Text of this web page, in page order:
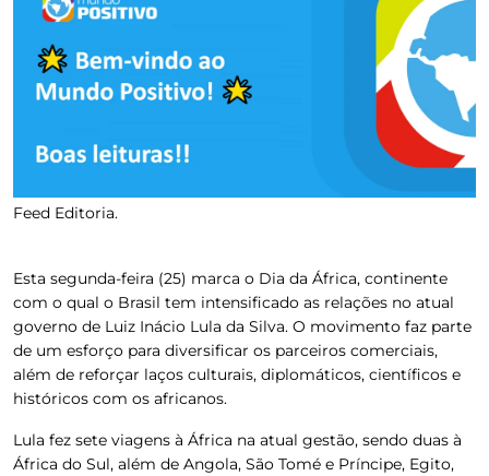
Feed Editoria.
Esta segunda-feira (25) marca o Dia da África, continente
com o qual o Brasil tem intensificado as relações no atual
governo de Luiz Inácio Lula da Silva. O movimento faz parte
de um esforço para diversificar os parceiros comerciais,
além de reforçar laços culturais, diplomáticos, científicos e
históricos com os africanos.
Lula fez sete viagens à África na atual gestão, sendo duas à
África do Sul, além de Angola, São Tomé e Príncipe, Egito,